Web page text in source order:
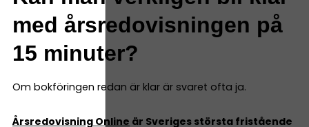
med årsredovisningen på
15 minuter?
Om bokföringen redan är klar är svaret ofta ja.
Årsredovisning Online är Sveriges största fristående